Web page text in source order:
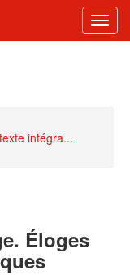
intégra...
Éloges